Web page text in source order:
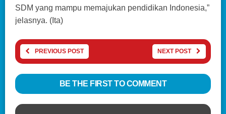
SDM yang mampu memajukan pendidikan Indonesia,”
jelasnya. (Ita)
PREVIOUS POST NEXT POST
BE THE FIRST TO COMMENT